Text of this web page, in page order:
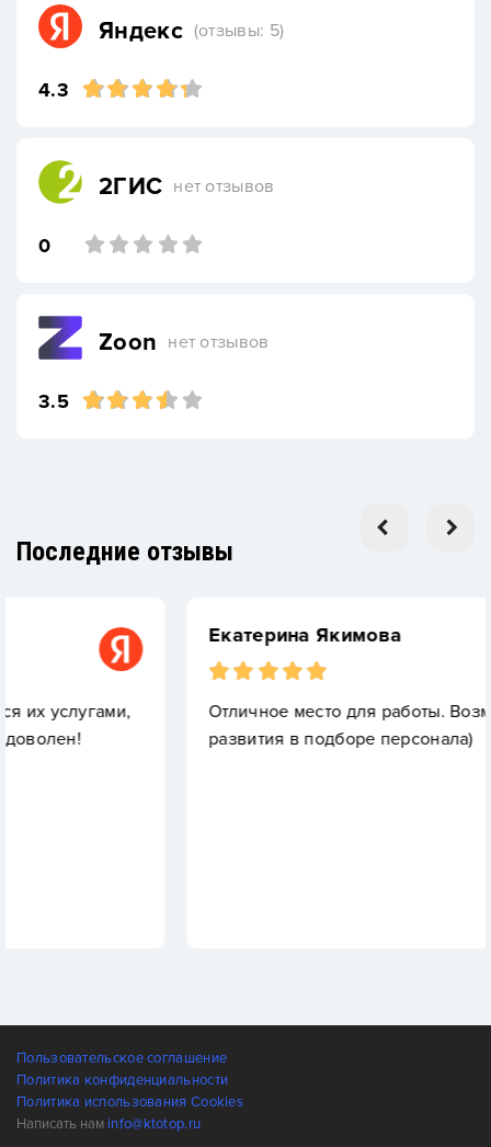
Яндекс (отзывы: 5)
4.3
2ГИС нет отзывов
0
Zoon нет отзывов
3.5
Последние отзывы
Екатерина Якимова
Отличное место для работы. Возможности
развития в подборе персонала)
Пользовательское соглашение
Политика конфиденциальности
Политика использования Cookies
Написать нам info@ktotop.ru